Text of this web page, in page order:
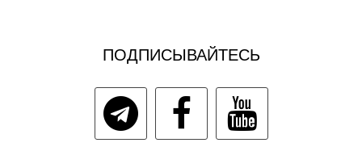
ПОДПИСЫВАЙТЕСЬ